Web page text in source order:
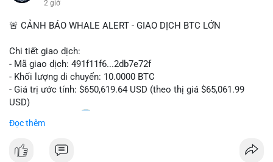
📰 Nguồn: Cointelegraph
2 giờ
🚨 CẢNH BÁO WHALE ALERT - GIAO DỊCH BTC LỚN
Chi tiết giao dịch:
- Mã giao dịch: 491f11f6...2db7e72f
- Khối lượng di chuyển: 10.0000 BTC
- Giá trị ước tính: $650,619.64 USD (theo thị giá $65,061.99
USD)
- Thời gian: 11:20
Nhận định phân tích hành vi của Cá voi dựa trên giao dịch này:
Giao dịch 10 BTC trị giá hơn 650 nghìn USD được thực hiện
Đọc thêm